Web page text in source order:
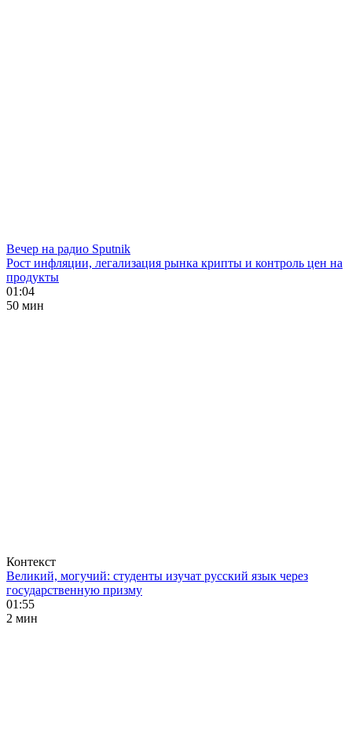
Вечер на радио Sputnik
Рост инфляции, легализация рынка крипты и контроль цен на
продукты
01:04
50 мин
Контекст
Великий, могучий: студенты изучат русский язык через
государственную призму
01:55
2 мин